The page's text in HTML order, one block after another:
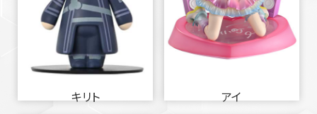
キリト アイ